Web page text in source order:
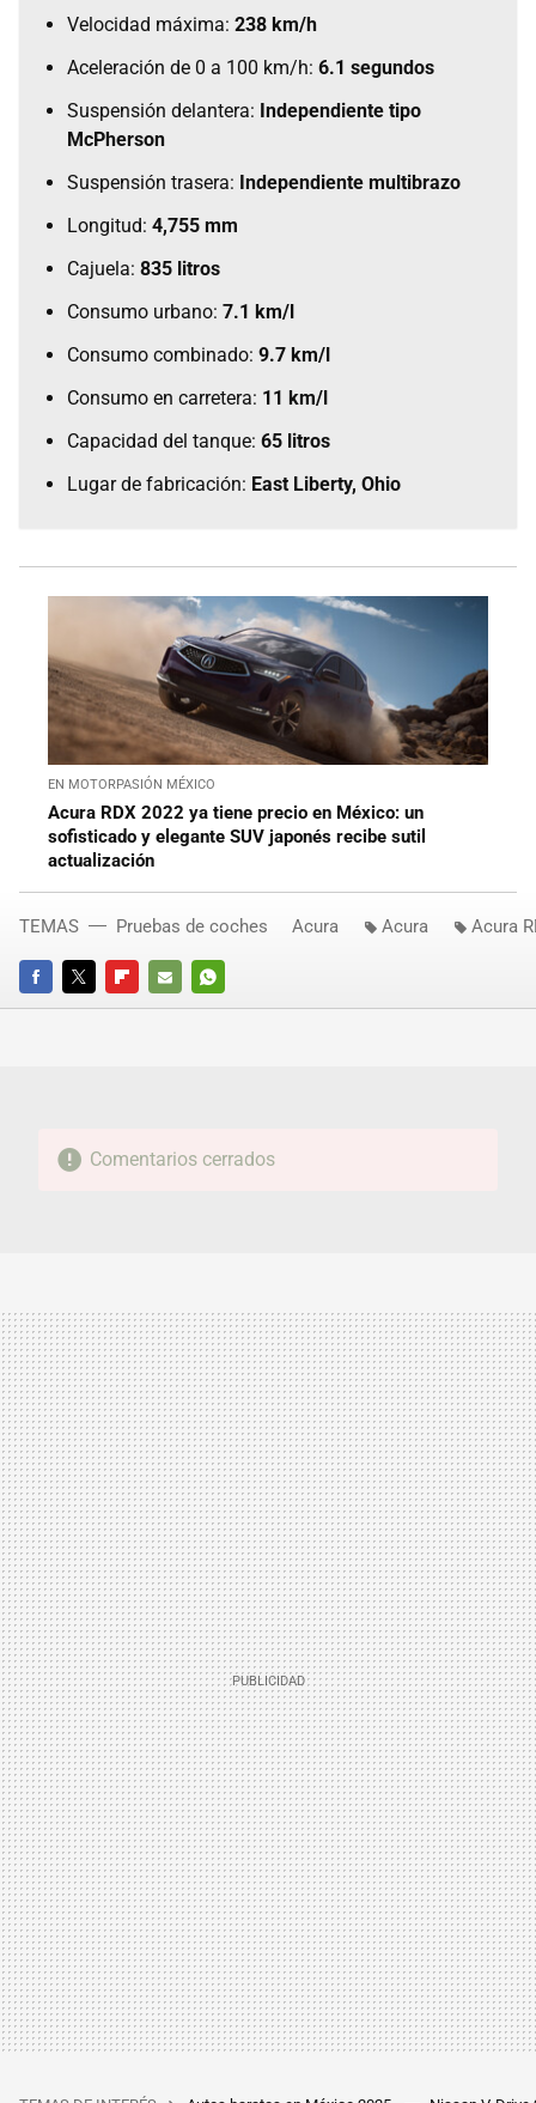
Velocidad máxima: 238 km/h
Aceleración de 0 a 100 km/h: 6.1 segundos
Suspensión delantera: Independiente tipo
McPherson
Suspensión trasera: Independiente multibrazo
Longitud: 4,755 mm
Cajuela: 835 litros
Consumo urbano: 7.1 km/l
Consumo combinado: 9.7 km/l
Consumo en carretera: 11 km/l
Capacidad del tanque: 65 litros
Lugar de fabricación: East Liberty, Ohio
EN MOTORPASIÓN MÉXICO
Acura RDX 2022 ya tiene precio en México: un
sofisticado y elegante SUV japonés recibe sutil
actualización
FACEBOOKTWITTERFLIPBOARD
E-
WHATSAPP
TEMAS Pruebas de coches Acura Acura Acura
Comentarios cerrados